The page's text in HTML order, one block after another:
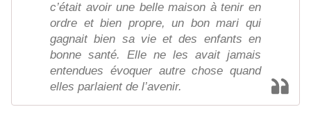
c’était avoir une belle maison à tenir en
ordre et bien propre, un bon mari qui
gagnait bien sa vie et des enfants en
bonne santé. Elle ne les avait jamais
entendues évoquer autre chose quand
elles parlaient de l’avenir.